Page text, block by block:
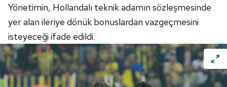
Yönetimin, Hollandalı teknik adamın sözleşmesinde
yer alan ileriye dönük bonuslardan vazgeçmesini
isteyeceği ifade edildi.